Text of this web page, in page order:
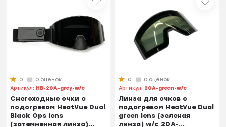
0
0 оценок
Артикул: HB-20A-grey-w/c
Снегоходные очки с
подогревом HeatVue Dual
Black Ops lens
(затемненная линза)...
0
0 оценок
Артикул: 20A-green-w/c
Линза для очков с
подогревом HeatVue Dual
green lens (зеленая
линза) w/c 20A-...